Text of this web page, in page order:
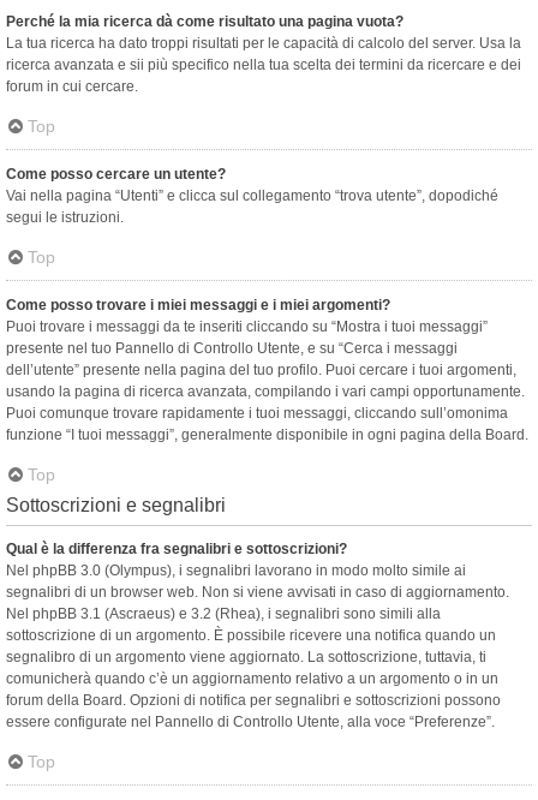
Perché la mia ricerca dà come risultato una pagina vuota?
La tua ricerca ha dato troppi risultati per le capacità di calcolo del server. Usa la
ricerca avanzata e sii più specifico nella tua scelta dei termini da ricercare e dei
forum in cui cercare.
Top
Come posso cercare un utente?
Vai nella pagina “Utenti” e clicca sul collegamento “trova utente”, dopodiché
segui le istruzioni.
Top
Come posso trovare i miei messaggi e i miei argomenti?
Puoi trovare i messaggi da te inseriti cliccando su “Mostra i tuoi messaggi”
presente nel tuo Pannello di Controllo Utente, e su “Cerca i messaggi
dell’utente” presente nella pagina del tuo profilo. Puoi cercare i tuoi argomenti,
usando la pagina di ricerca avanzata, compilando i vari campi opportunamente.
Puoi comunque trovare rapidamente i tuoi messaggi, cliccando sull’omonima
funzione “I tuoi messaggi”, generalmente disponibile in ogni pagina della Board.
Top
Sottoscrizioni e segnalibri
Qual è la differenza fra segnalibri e sottoscrizioni?
Nel phpBB 3.0 (Olympus), i segnalibri lavorano in modo molto simile ai
segnalibri di un browser web. Non si viene avvisati in caso di aggiornamento.
Nel phpBB 3.1 (Ascraeus) e 3.2 (Rhea), i segnalibri sono simili alla
sottoscrizione di un argomento. È possibile ricevere una notifica quando un
segnalibro di un argomento viene aggiornato. La sottoscrizione, tuttavia, ti
comunicherà quando c’è un aggiornamento relativo a un argomento o in un
forum della Board. Opzioni di notifica per segnalibri e sottoscrizioni possono
essere configurate nel Pannello di Controllo Utente, alla voce “Preferenze”.
Top